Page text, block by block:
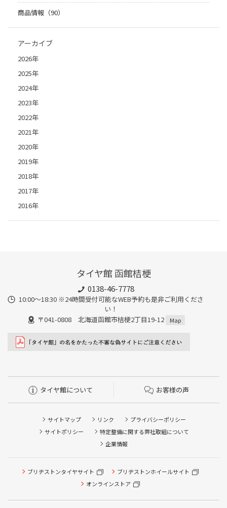
商品情報（90）
アーカイブ
2026年
2025年
2024年
2023年
2022年
2021年
2020年
2019年
2018年
2017年
2016年
タイヤ館 函館桔梗
0138-46-7778
10:00～18:30 ※24時間受付可能なWEB予約も是非ご利用くださ
い！
〒041-0808 北海道函館市桔梗2丁目19-12
Map
タイヤ館について お客様の声
サイトマップ リンク
プライバシーポリシー
サイトポリシー
特定整備に関する弊社取組について
企業情報
ブリヂストンタイヤサイト
ブリヂストンホイールサイト
オンラインストア
タイヤ点検・安全点検/タイヤ履き替え/オイル交換/その他
ピット作業の予約